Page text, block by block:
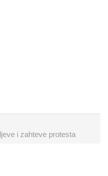
i zahteve protesta